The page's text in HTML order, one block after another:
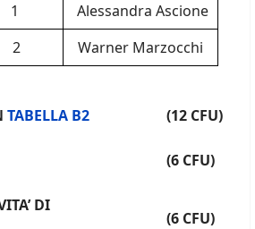
1
Alessandra Ascione
2 Warner Marzocchi
TABELLA B2 (12 CFU)
(6 CFU)
DI
(6 CFU)